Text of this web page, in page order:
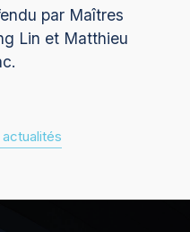
par Maîtres
Lin et Matthieu